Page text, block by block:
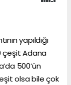
yapıldığı
çeşit Adana
500’ün
olsa bile çok